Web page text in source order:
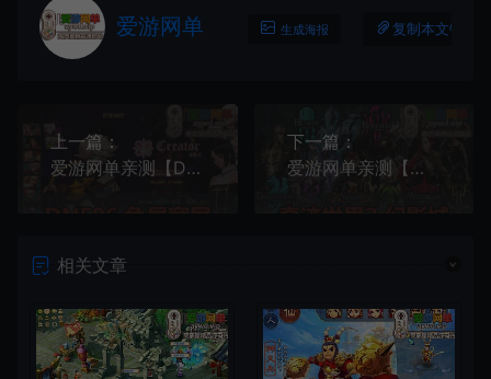
爱游网单 生成海报 复制本文链接
上一篇：
爱游网单亲测【DNF86】鱼尾宽屏单机版 技能宝珠 假人喊话 快捷内辅 GM秒杀称号 未加密PVF 虚拟机一键端视频安装教学
下一篇：
爱游网单亲测【奇迹世界2】幻影城25年新单机版配套GM工具物品代码命令单机商城野外地图主线剧情任务副本免虚拟机安装视频教学
相关文章